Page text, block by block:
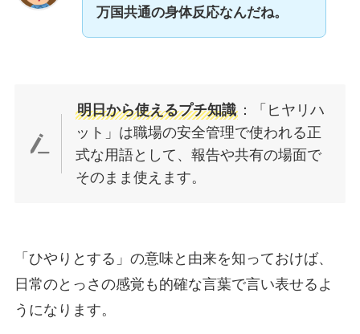
万国共通の身体反応なんだね。
明日から使えるプチ知識 ：「ヒヤリハ
ット」は職場の安全管理で使われる正
式な用語として、報告や共有の場面で
そのまま使えます。
「ひやりとする」の意味と由来を知っておけば、
日常のとっさの感覚も的確な言葉で言い表せるよ
うになります。